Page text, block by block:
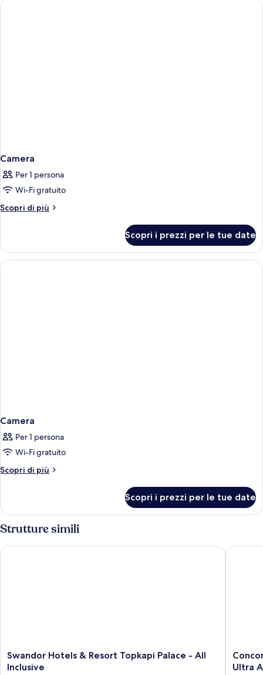
Camera
Per 1 persona
Wi-Fi gratuito
Scopri di più
Altri
Scopri i prezzi per le tue date
Camera
Per 1 persona
Wi-Fi gratuito
Scopri di più
Altri
Scopri i prezzi per le tue date
Strutture simili
Swandor
Hotels
Swandor Hotels & Resort Topkapi Palace - All
Inclusive
Swandor Hotels & Resort Topkapi Palace - All Inclusive
De
Ultra